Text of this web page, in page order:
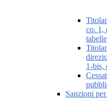
co. 1,
1-bis,
Sanzioni